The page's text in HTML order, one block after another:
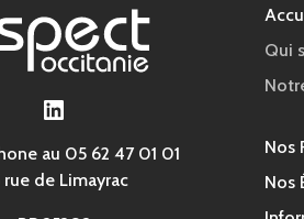
LinkedIn
au 05 62 47 01 01
rue de Limayrac
Qui
Nos
Nos